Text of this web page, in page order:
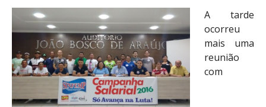
A tarde
ocorreu
mais uma
reunião
com